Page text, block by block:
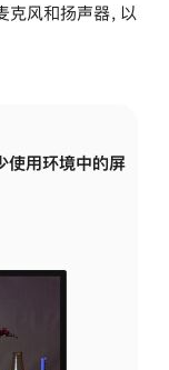
风和扬声器，以
使用环境中的屏